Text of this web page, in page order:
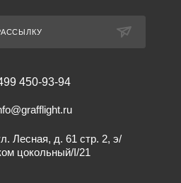
450-93-94
Лесная, д. 61 стр. 2, э/
цокольный/I/21